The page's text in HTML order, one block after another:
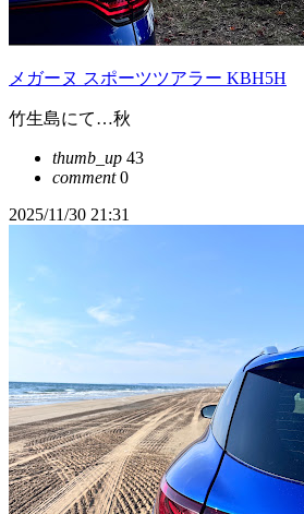
メガーヌ スポーツツアラー KBH5H
竹生島にて…秋
thumb_up 43
comment0
2025/11/30 21:31